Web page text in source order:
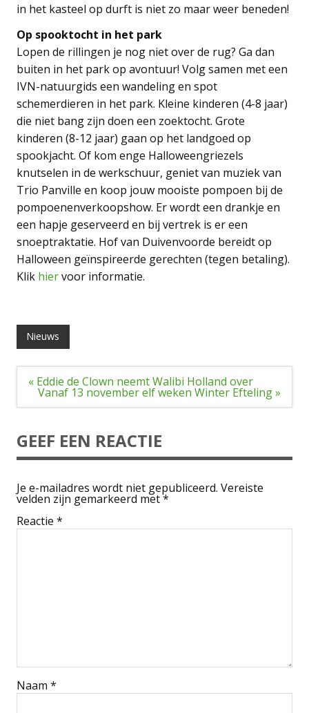
in het kasteel op durft is niet zo maar weer beneden!
Op spooktocht in het park
Lopen de rillingen je nog niet over de rug? Ga dan
buiten in het park op avontuur! Volg samen met een
IVN-natuurgids een wandeling en spot
schemerdieren in het park. Kleine kinderen (4-8 jaar)
die niet bang zijn doen een zoektocht. Grote
kinderen (8-12 jaar) gaan op het landgoed op
spookjacht. Of kom enge Halloweengriezels
knutselen in de werkschuur, geniet van muziek van
Trio Panville en koop jouw mooiste pompoen bij de
pompoenenverkoopshow. Er wordt een drankje en
een hapje geserveerd en bij vertrek is er een
snoeptraktatie. Hof van Duivenvoorde bereidt op
Halloween geïnspireerde gerechten (tegen betaling).
Klik hiervoor informatie.
Nieuws
Bericht
navigatie
« Eddie de Clown neemt Walibi Holland over
Vanaf 13 november elf weken Winter Efteling »
GEEF EEN REACTIE
Je e-mailadres wordt niet gepubliceerd. Vereiste
velden zijn gemarkeerd met*
Reactie *
Naam *